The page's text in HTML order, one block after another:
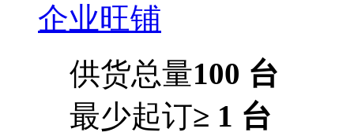
企业旺铺
供货总量100 台
最少起订≥ 1 台